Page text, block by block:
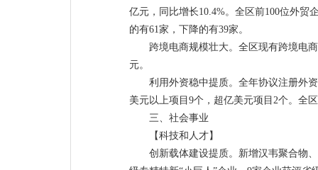
亿元，同比增长10.4%。全区前100位外贸
的有61家，下降的有39家。
跨境电商规模壮大。全区现有跨境电
元。
利用外资稳中提质。全年协议注册外
美元以上项目9个，超亿美元项目2个。全
三、社会事业
【科技和人才】
创新载体建设提质。新增汉韦聚合物